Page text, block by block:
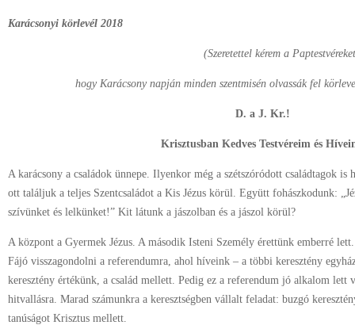
Karácsonyi körlevél 2018
(Szeretettel kérem a
hogy Karácsony napján minden szentmisén olvassák fel
D. a J. Kr.!
Krisztusban Kedves Testvéreim és
A karácsony a családok ünnepe. Ilyenkor még a szétszóródott családtagok is
ott találjuk a teljes Szentcsaládot a Kis Jézus körül. Együtt fohászkodunk:
szívünket és lelkünket!” Kit látunk a jászolban és a jászol körül?
A központ a Gyermek Jézus. A második Isteni Személy érettünk emberré
Fájó visszagondolni a referendumra, ahol híveink – a többi keresztény
keresztény értékünk, a család mellett. Pedig ez a referendum jó alkalom lett
hitvallásra. Marad számunkra a keresztségben vállalt feladat: buzgó
tanúságot Krisztus mellett.